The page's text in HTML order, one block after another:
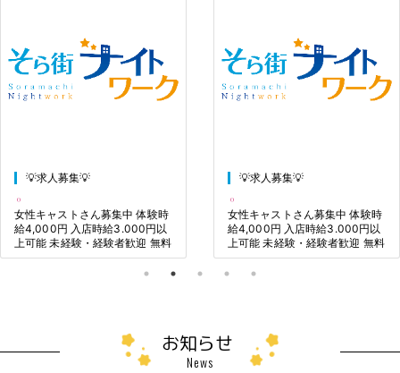
💡求人募集💡
女性キャストさん募集中 体験時
給4,000円 入店時給3.000円以
上可能 未経験・経験者歓迎 無料
送迎有り
💡求人募集💡
女性キャストさん募集中 体験時
給4,000円 入店時給3.000円以
上可能 未経験・経験者歓迎 無料
送迎有り
お知らせ
News